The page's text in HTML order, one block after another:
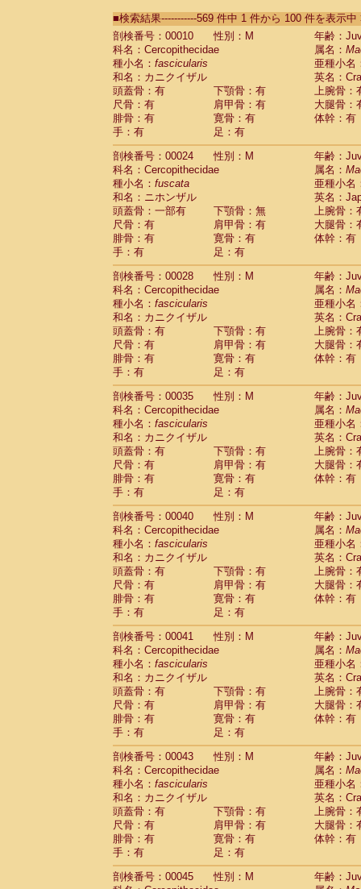
CebidaeSaguinus labiatus(0)
Cebidae Saguinus leucopus (4)
CebidaeSaguinus midas
CebidaeSaguinus mystax
CebidaeSaguinus nigricollis (13)
Cebidae Saguinus oedipus
Cebidae Saguinus weddelli
Cebidae Saguinusspp.
Cebidae Aotus trivirgatus
Cebidae Cebus albifrons
CebidaeCebus apella
Cebidae
CebidaeCebus nigrivittatus
Cebidae Cebusspp.(0)
Cebidae Saimiri boliviensis
Cebidae Saimiri sciureus
Atelidae Alouatta caraya
AtelidaeAlouatta fusca
AtelidaeAlouatta seniculus
AtelidaeAlouatta
AtelidaeAteles belzebuth
Atelidae Ateles geoffroyi
Atelidae Ateles paniscus
Atelidae Atelesspp.
Atelidae Lagothrix lagothricha
AtelidaeLagothrix lagothricha cana(0)
Pitheciidae
Cacajao calvus
PitheciidaeCallicebus cupreus(0)
Pitheciidae Callicebus donacophilus(0)
Pitheciidae Callicebus moloch(0)
Pitheciidae Callicebus torquatus(0)
Pitheciidae Callicebus
Pitheciidae Chiropotes satanas
Pitheciidae Pithecia monachus
Pitheciidae Pithecia pithecia (0)
Cercopithecidae Cercocebus agilis (0)
Cercopithecidae
Cercocebus
Cercopithecidae
Cercocebus
CercopithecidaeCercocebus
CercopithecidaeCercocebus
CercopithecidaeCercocebus hybrid(0)
CercopithecidaeCercocebus
CercopithecidaeLophocebus
Cercopithecidae
(0)
Cercopithecidae Papio cynocephalus
Cercopithecidae Papio hamadryas(1)
CercopithecidaePapio papio
CercopithecidaePapio
CercopithecidaeMandrillus
CercopithecidaeMandrillus sphinx
CercopithecidaeTheropithecus
CercopithecidaeMacaca arctoides(1)
Cercopithecidae Macaca assamensis
Cercopithecidae
Macaca
CercopithecidaeMacaca cyclopis (6)
CercopithecidaeMacaca fascicularis
CercopithecidaeMacaca fuscaca
CercopithecidaeMacaca fuscata
CercopithecidaeMacaca fuscata
CercopithecidaeMacaca maura(1)
■検索結果-----------569 件中 1 件から 100 件を表示
剖検番号：00010
性別：M
年齢：
科名：Cercopithecidae
属名：
種小名： fascicularis
亜種小名
和名：カニクイザル
英名：
頭蓋骨：有
下顎骨：有
上腕骨：
尺骨：有
肩甲骨：有
大腿骨：
腓骨：有
寛骨：有
体幹：有
手：有
足：有
剖検番号：00024
性別：M
年齢：
科名：Cercopithecidae
属名：
種小名： fuscata
亜種小名
和名：ニホンザル
英名：
頭蓋骨：一部有
下顎骨：無
上腕骨：
尺骨：有
肩甲骨：有
大腿骨：
腓骨：有
寛骨：有
体幹：有
手：有
足：有
剖検番号：00028
性別：M
年齢：
科名：Cercopithecidae
属名：
種小名： fascicularis
亜種小名
和名：カニクイザル
英名：
頭蓋骨：有
下顎骨：有
上腕骨：
尺骨：有
肩甲骨：有
大腿骨：
腓骨：有
寛骨：有
体幹：有
手：有
足：有
剖検番号：00035
性別：M
年齢：
科名：Cercopithecidae
属名：
種小名： fascicularis
亜種小名
和名：カニクイザル
英名：
頭蓋骨：有
下顎骨：有
上腕骨：
尺骨：有
肩甲骨：有
大腿骨：
腓骨：有
寛骨：有
体幹：有
手：有
足：有
剖検番号：00040
性別：M
年齢：
科名：Cercopithecidae
属名：
種小名： fascicularis
亜種小名
和名：カニクイザル
英名：
頭蓋骨：有
下顎骨：有
上腕骨：
尺骨：有
肩甲骨：有
大腿骨：
腓骨：有
寛骨：有
体幹：有
手：有
足：有
剖検番号：00041
性別：M
年齢：
科名：Cercopithecidae
属名：
種小名： fascicularis
亜種小名
和名：カニクイザル
英名：
頭蓋骨：有
下顎骨：有
上腕骨：
尺骨：有
肩甲骨：有
大腿骨：
腓骨：有
寛骨：有
体幹：有
手：有
足：有
剖検番号：00043
性別：M
年齢：
科名：Cercopithecidae
属名：
種小名： fascicularis
亜種小名
和名：カニクイザル
英名：
頭蓋骨：有
下顎骨：有
上腕骨：
尺骨：有
肩甲骨：有
大腿骨：
腓骨：有
寛骨：有
体幹：有
手：有
足：有
剖検番号：00045
性別：M
年齢：